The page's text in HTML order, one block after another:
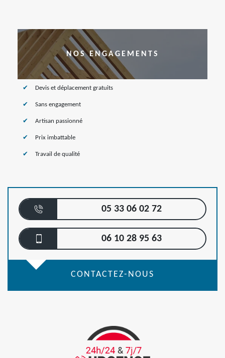
NOS ENGAGEMENTS
Devis et déplacement gratuits
Sans engagement
Artisan passionné
Prix imbattable
Travail de qualité
05 33 06 02 72
06 10 28 95 63
CONTACTEZ-NOUS